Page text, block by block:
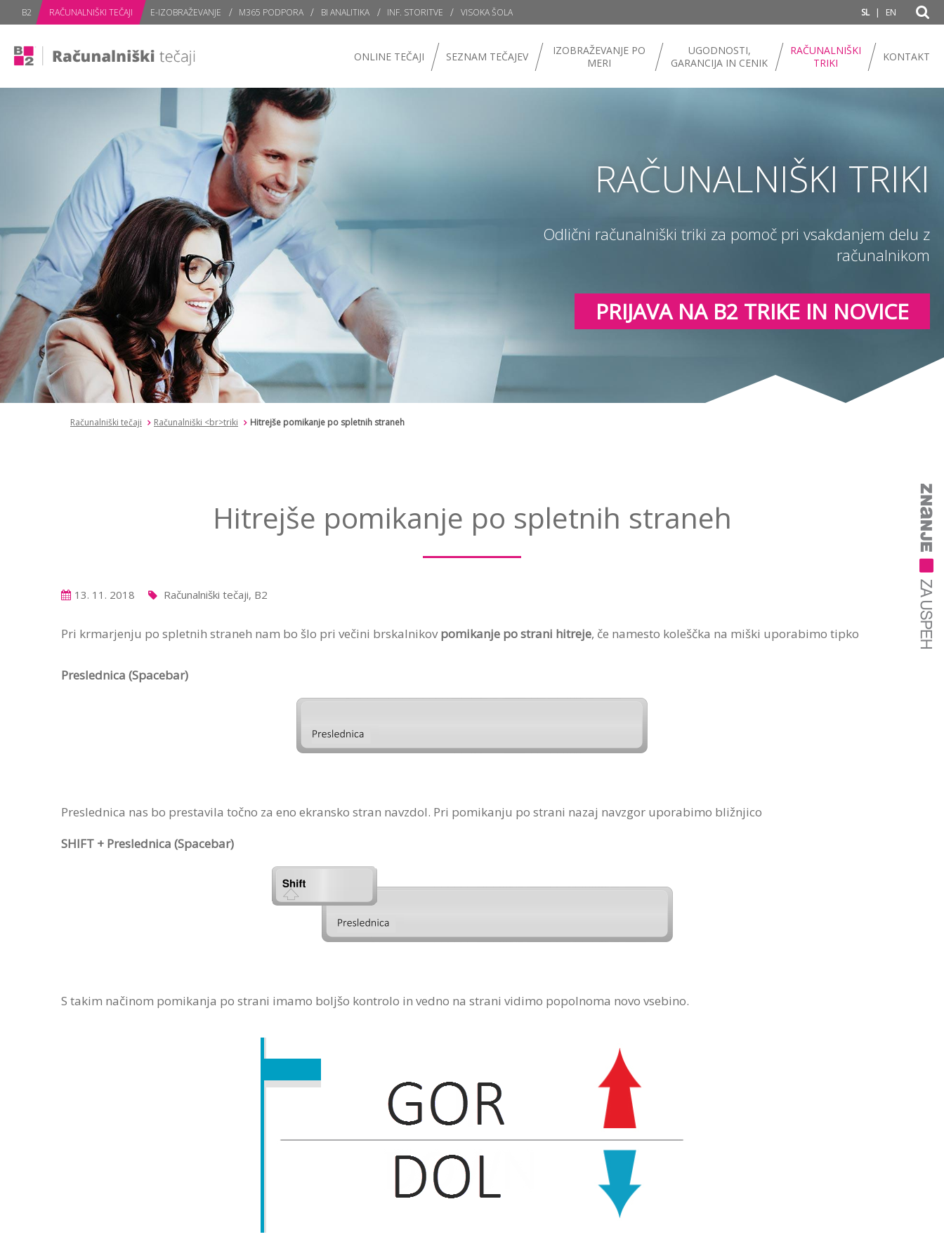
B2 RAČUNALNIŠKI TEČAJI E-IZOBRAŽEVANJE M365 PODPORA BI ANALITIKA INF. STORITVE VISOKA ŠOLA SL | EN
ONLINE TEČAJI SEZNAM TEČAJEV
IZOBRAŽEVANJE PO
MERI
UGODNOSTI,
GARANCIJA IN CENIK
RAČUNALNIŠKI
TRIKI
KONTAKT
RAČUNALNIŠKI TRIKI
Odlični računalniški triki za pomoč pri vsakdanjem delu z
računalnikom
PRIJAVA NA B2 TRIKE IN NOVICE
Računalniški tečaji Računalniški <br>triki Hitrejše pomikanje po spletnih straneh
Hitrejše pomikanje po spletnih straneh
13. 11. 2018 Računalniški tečaji, B2
Pri krmarjenju po spletnih straneh nam bo šlo pri večini brskalnikovpomikanje po strani hitreje, če namesto koleščka na miški uporabimo tipko
Preslednica (Spacebar)
Preslednica nas bo prestavila točno za eno ekransko stran navzdol. Pri pomikanju po strani nazaj navzgor uporabimo bližnjico
SHIFT + Preslednica (Spacebar)
S takim načinom pomikanja po strani imamo boljšo kontrolo in vedno na strani vidimo popolnoma novo vsebino.